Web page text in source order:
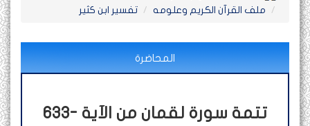
ملف القرآن الكريم وعلومه
تفسير ابن كثير
المحاضرة
633- تتمة سورة لقمان من الآية